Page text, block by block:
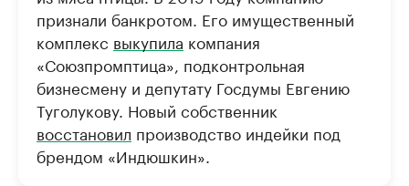
признали банкротом. Его имущественный
комплекс выкупила компания
«Союзпромптица», подконтрольная
бизнесмену и депутату Госдумы Евгению
Туголукову. Новый собственник
восстановил производство индейки под
брендом «Индюшкин».